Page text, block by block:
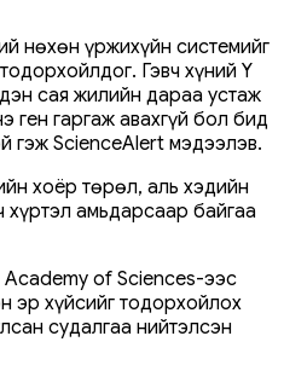
​​нөхөн үржихүйн системийг
Гэвч хүний ​​Y
сая жилийн дараа устаж
ген гаргаж авахгүй бол бид
гэж ScienceAlert мэдээлэв.
хоёр төрөл, аль хэдийн Ү
амьдарсаар байгаа
of Sciences-ээс
эр хүйсийг тодорхойлох
судалгаа нийтэлсэн